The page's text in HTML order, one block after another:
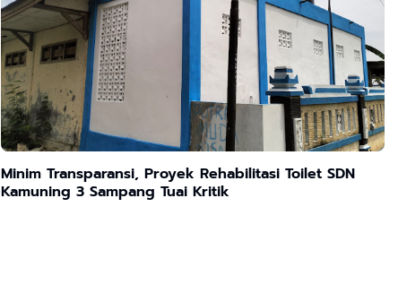
Minim Transparansi, Proyek Rehabilitasi Toilet SDN
Kamuning 3 Sampang Tuai Kritik